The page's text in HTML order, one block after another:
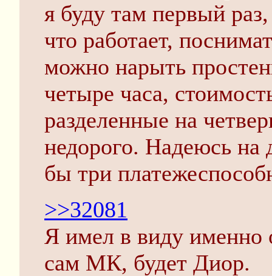
я буду там первый
что работает,
можно нарыть
четыре часа,
разделенные на
недорого. Надеюсь на
бы три
>>32081
Я имел в виду именно
сам МК, будет Диор.